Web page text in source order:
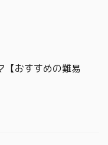
【おすすめの難易